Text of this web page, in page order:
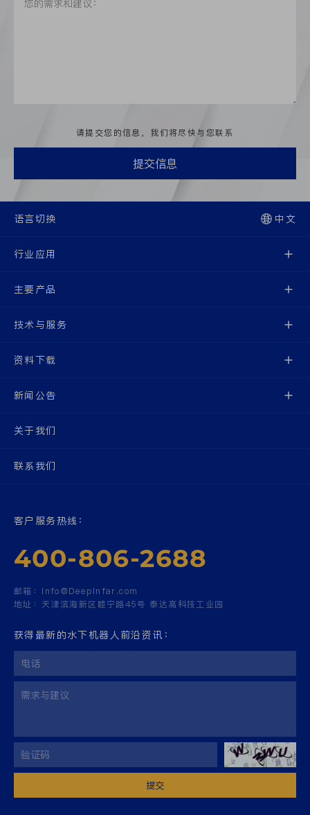
请提交您的信息，我们将尽快与您联系
提交信息
语言切换 中文
行业应用
主要产品
技术与服务
资料下载
新闻公告
关于我们
联系我们
客户服务热线：
400-806-2688
邮箱： Info@Deepinfar.com
地址： 天津滨海新区睦宁路45号 泰达高科技工业园
获得最新的水下机器人前沿资讯：
提交